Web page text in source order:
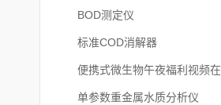
BOD测定仪
标准COD消解器
便携式微生物午夜福利视频在
线观看
单参数重金属水质分析仪